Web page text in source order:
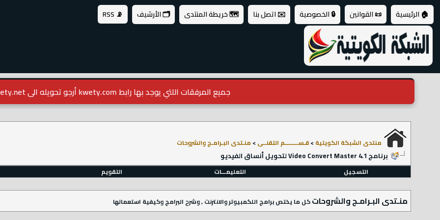
🏠 الرئيسية 📜 القوانين 🔒 الخصوصية ✉️ اتصل بنا 🗺️ خريطة المنتدى 🗂️ الأرشيف 📡 RSS
جميع المرفقات اللتي يوجد بها رابط kwety.com أرجو تحويله الى kwety.net
منتدى الشبكة الكويتية >قـســـــــــم التقنــى > منـتدى البـرامـج والشروحات
برنامج Video Convert Master 4.1 لتحويل أنساق الفيديو
التسجيل
التعليمـــات التقويم
منـتدى البـرامـج والشروحاتكل ما يختص برامج اللكمبيوتر والانترنت , وشرح البرامج وكيفية استعمالها